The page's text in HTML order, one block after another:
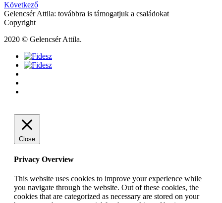
Következő
Gelencsér Attila: továbbra is támogatjuk a családokat
Copyright
2020 © Gelencsér Attila.
Close
Privacy Overview
This website uses cookies to improve your experience while
you navigate through the website. Out of these cookies, the
cookies that are categorized as necessary are stored on your